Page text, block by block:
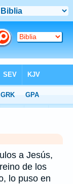
a Jesús,
de los
lo puso en